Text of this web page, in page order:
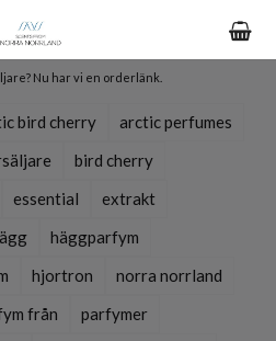
Nu har vi en orderlänk.
bird cherry
arctic perfumes
bird cherry
essential
extrakt
häggparfym
hjortron
norra norrland
från
parfymer